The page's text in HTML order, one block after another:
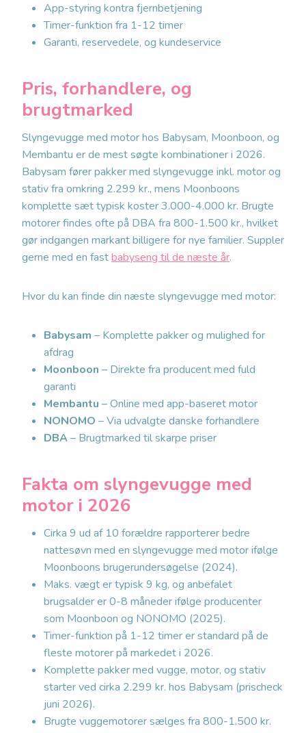
App-styring kontra fjernbetjening
Timer-funktion fra 1-12 timer
Garanti, reservedele, og kundeservice
Pris, forhandlere, og
brugtmarked
Slyngevugge med motor hos Babysam, Moonboon, og
Membantu er de mest søgte kombinationer i 2026.
Babysam fører pakker med slyngevugge inkl. motor og
stativ fra omkring 2.299 kr., mens Moonboons
komplette sæt typisk koster 3.000-4.000 kr. Brugte
motorer findes ofte på DBA fra 800-1.500 kr., hvilket
gør indgangen markant billigere for nye familier. Suppler
gerne med en fastbabyseng til de næste år.
Hvor du kan finde din næste slyngevugge med motor:
Babysam – Komplette pakker og mulighed for
afdrag
Moonboon – Direkte fra producent med fuld
garanti
Membantu – Online med app-baseret motor
NONOMO – Via udvalgte danske forhandlere
DBA– Brugtmarked til skarpe priser
Fakta om slyngevugge med
motor i 2026
Cirka 9 ud af 10 forældre rapporterer bedre
nattesøvn med en slyngevugge med motor ifølge
Moonboons brugerundersøgelse (2024).
Maks. vægt er typisk 9 kg, og anbefalet
brugsalder er 0-8 måneder ifølge producenter
som Moonboon og NONOMO (2025).
Timer-funktion på 1-12 timer er standard på de
fleste motorer på markedet i 2026.
Komplette pakker med vugge, motor, og stativ
starter ved cirka 2.299 kr. hos Babysam (prischeck
juni 2026).
Brugte vuggemotorer sælges fra 800-1.500 kr.